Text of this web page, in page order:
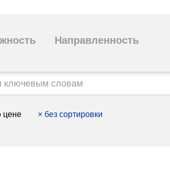
Направленность
цене × без сортировки